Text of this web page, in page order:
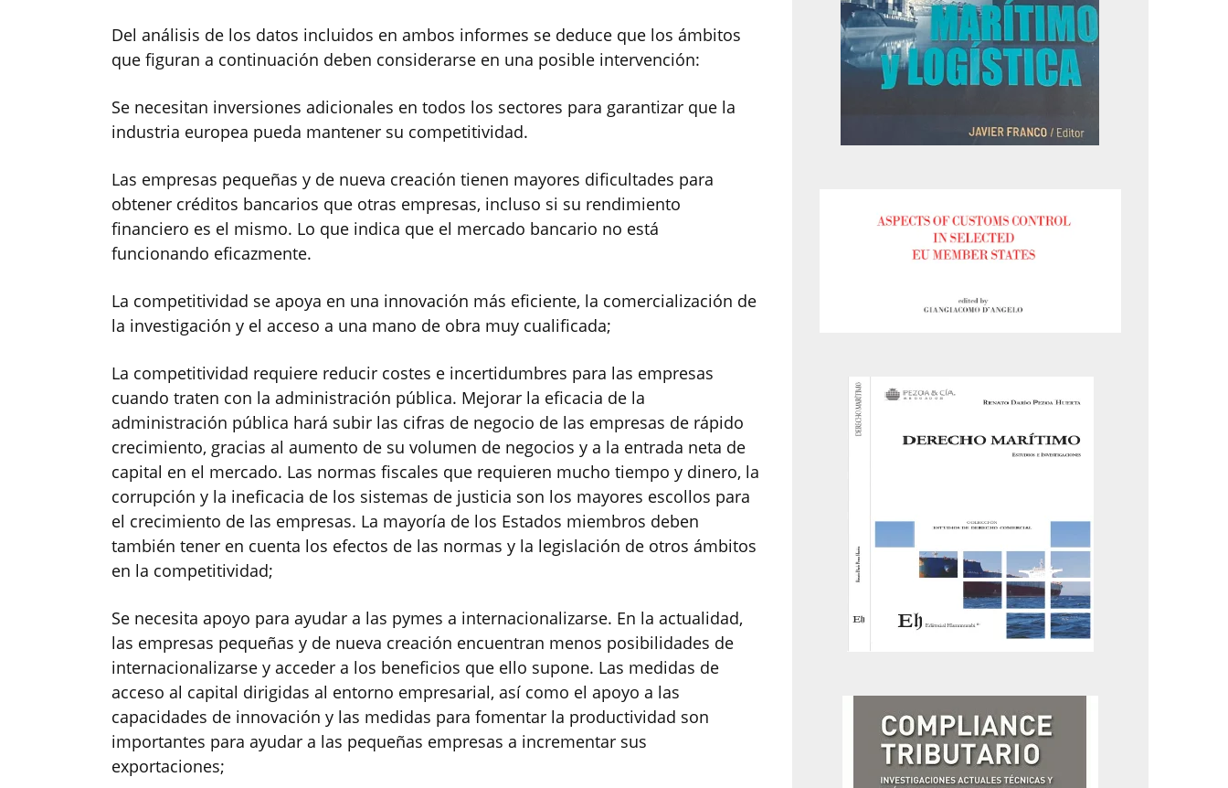
Del análisis de los datos incluidos en ambos informes se deduce que los ámbitos
que figuran a continuación deben considerarse en una posible intervención:
Se necesitan inversiones adicionales en todos los sectores para garantizar que la
industria europea pueda mantener su competitividad.
Las empresas pequeñas y de nueva creación tienen mayores dificultades para
obtener créditos bancarios que otras empresas, incluso si su rendimiento
financiero es el mismo. Lo que indica que el mercado bancario no está
funcionando eficazmente.
La competitividad se apoya en una innovación más eficiente, la comercialización de
la investigación y el acceso a una mano de obra muy cualificada;
La competitividad requiere reducir costes e incertidumbres para las empresas
cuando traten con la administración pública. Mejorar la eficacia de la
administración pública hará subir las cifras de negocio de las empresas de rápido
crecimiento, gracias al aumento de su volumen de negocios y a la entrada neta de
capital en el mercado. Las normas fiscales que requieren mucho tiempo y dinero, la
corrupción y la ineficacia de los sistemas de justicia son los mayores escollos para
el crecimiento de las empresas. La mayoría de los Estados miembros deben
también tener en cuenta los efectos de las normas y la legislación de otros ámbitos
en la competitividad;
Se necesita apoyo para ayudar a las pymes a internacionalizarse. En la actualidad,
las empresas pequeñas y de nueva creación encuentran menos posibilidades de
internacionalizarse y acceder a los beneficios que ello supone. Las medidas de
acceso al capital dirigidas al entorno empresarial, así como el apoyo a las
capacidades de innovación y las medidas para fomentar la productividad son
importantes para ayudar a las pequeñas empresas a incrementar sus
exportaciones;